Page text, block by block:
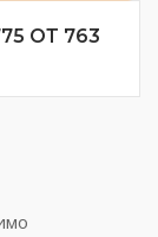
ОТ 763